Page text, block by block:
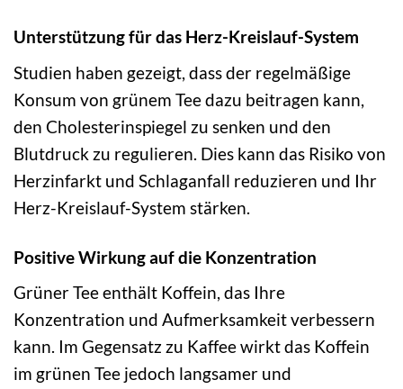
Unterstützung für das Herz-Kreislauf-System
Studien haben gezeigt, dass der regelmäßige
Konsum von grünem Tee dazu beitragen kann,
den Cholesterinspiegel zu senken und den
Blutdruck zu regulieren. Dies kann das Risiko von
Herzinfarkt und Schlaganfall reduzieren und Ihr
Herz-Kreislauf-System stärken.
Positive Wirkung auf die Konzentration
Grüner Tee enthält Koffein, das Ihre
Konzentration und Aufmerksamkeit verbessern
kann. Im Gegensatz zu Kaffee wirkt das Koffein
im grünen Tee jedoch langsamer und